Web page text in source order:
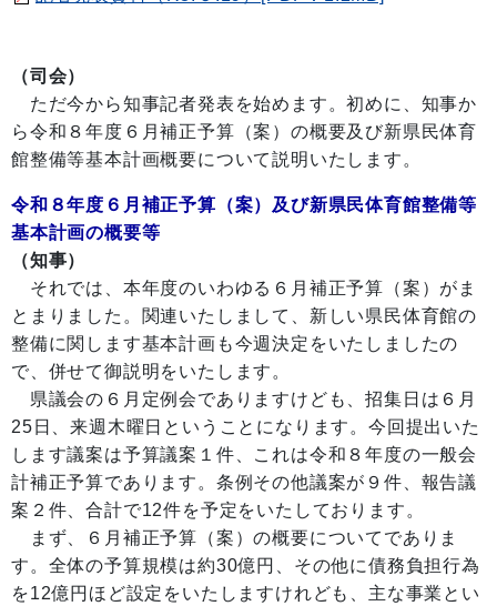
（司会）
ただ今から知事記者発表を始めます。初めに、知事か
ら令和８年度６月補正予算（案）の概要及び新県民体育
館整備等基本計画概要について説明いたします。
令和８年度６月補正予算（案）及び新県民体育館整備等
基本計画の概要等
（知事）
それでは、本年度のいわゆる６月補正予算（案）がま
とまりました。関連いたしまして、新しい県民体育館の
整備に関します基本計画も今週決定をいたしましたの
で、併せて御説明をいたします。
県議会の６月定例会でありますけども、招集日は６月
25日、来週木曜日ということになります。今回提出いた
します議案は予算議案１件、これは令和８年度の一般会
計補正予算であります。条例その他議案が９件、報告議
案２件、合計で12件を予定をいたしております。
まず、６月補正予算（案）の概要についてでありま
す。全体の予算規模は約30億円、その他に債務負担行為
を12億円ほど設定をいたしますけれども、主な事業とい